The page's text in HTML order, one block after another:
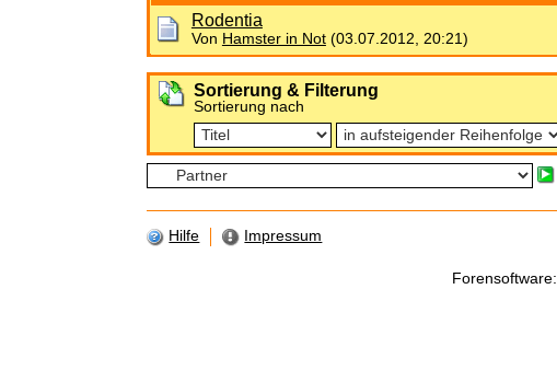
Rodentia
Von Hamster in Not(03.07.2012, 20:21)
Sortierung & Filterung
Sortierung nach
Hilfe Impressum
Forensoftware: